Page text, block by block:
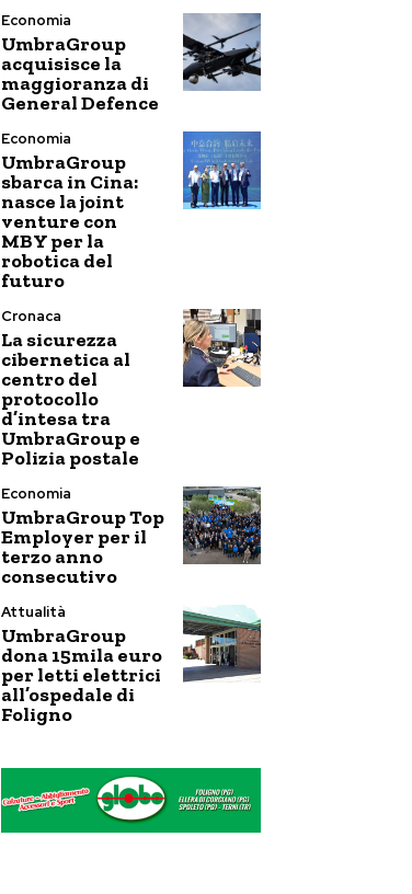
Economia
UmbraGroup
acquisisce la
maggioranza di
General Defence
Economia
UmbraGroup
sbarca in Cina:
nasce la joint
venture con
MBY per la
robotica del
futuro
Cronaca
La sicurezza
cibernetica al
centro del
protocollo
d’intesa tra
UmbraGroup e
Polizia postale
Economia
UmbraGroup Top
Employer per il
terzo anno
consecutivo
Attualità
UmbraGroup
dona 15mila euro
per letti elettrici
all’ospedale di
Foligno